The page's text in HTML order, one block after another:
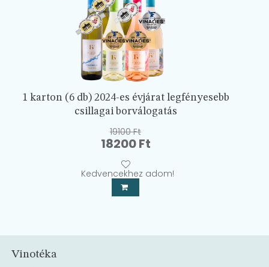
1 karton (6 db) 2024-es évjárat legfényesebb
csillagai borválogatás
19100Ft
Original
price
was:
19100 Ft.
18200FtCurrent
is:
Kedvencekhez adom!
Vinotéka